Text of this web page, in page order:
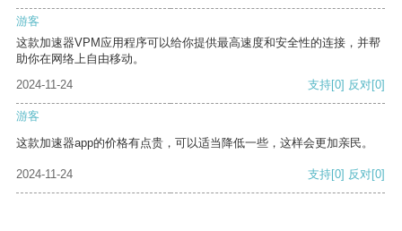
游客
这款加速器VPM应用程序可以给你提供最高速度和安全性的连接，并帮
助你在网络上自由移动。
2024-11-24
支持[0] 反对[0]
游客
这款加速器app的价格有点贵，可以适当降低一些，这样会更加亲民。
2024-11-24 支持[0] 反对[0]